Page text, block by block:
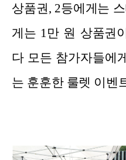
상품권, 2등에게는
게는 1만 원 상품권
다 모든 참가자들에
는 훈훈한 룰렛 이벤